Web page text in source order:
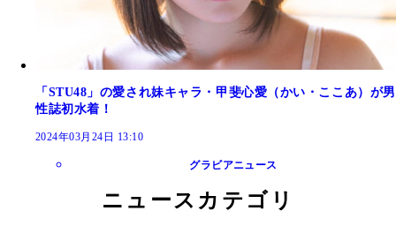
「STU48」の愛され妹キャラ・甲斐心愛（かい・ここあ）が男
性誌初水着！
2024年03月24日 13:10
グラビアニュース
ニュースカテゴリ